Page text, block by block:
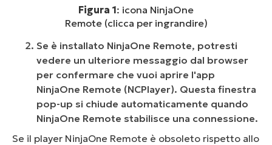
Figura 1: icona NinjaOne
Remote (clicca per ingrandire)
Se è installato NinjaOne Remote, potresti
vedere un ulteriore messaggio dal browser
per confermare che vuoi aprire l'app
NinjaOne Remote (NCPlayer). Questa finestra
pop-up si chiude automaticamente quando
NinjaOne Remote stabilisce una connessione.
Se il player NinjaOne Remote è obsoleto rispetto allo